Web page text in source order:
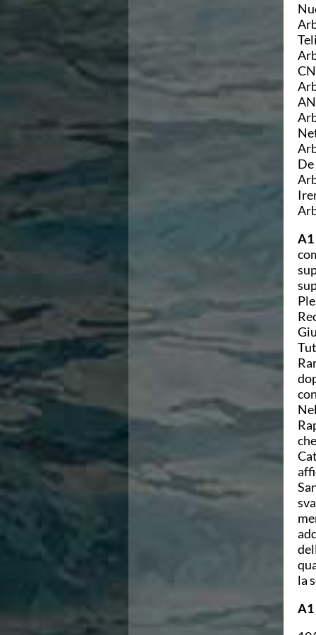
Sostenibilità
Privacy
Cookie Policy
Flash News
Galleria fotografica
la